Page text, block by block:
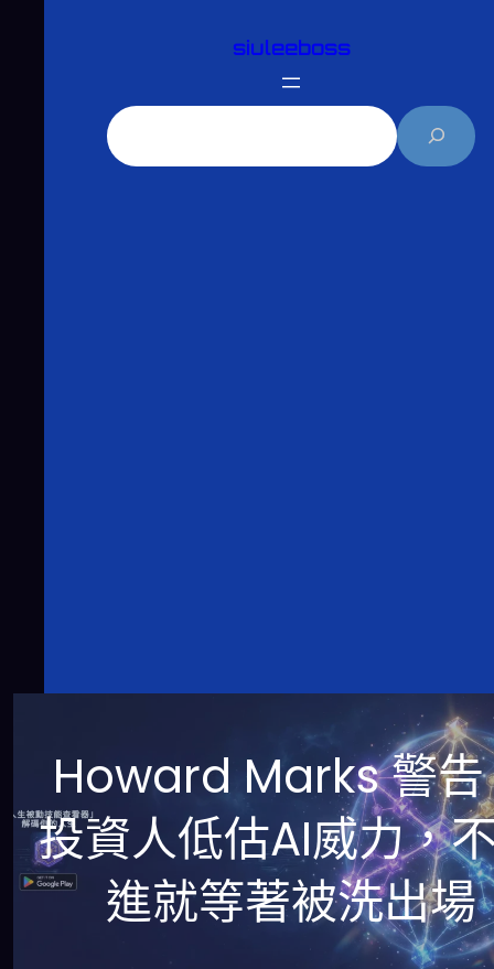
siuleeboss
Howard Marks 警
投資人低估AI威力，
進就等著被洗出場